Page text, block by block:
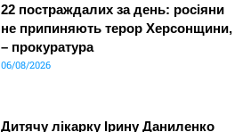
22 постраждалих за день: росіяни
не припиняють терор Херсонщини,
– прокуратура
06/08/2026
Дитячу лікарку Ірину Даниленко